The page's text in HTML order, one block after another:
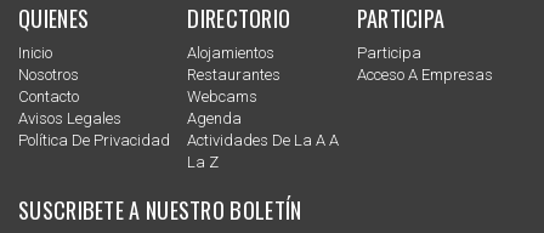
QUIENES
Inicio
Nosotros
Contacto
Avisos Legales
Política De Privacidad
DIRECTORIO
Alojamientos
Restaurantes
Webcams
Agenda
Actividades De La A A
La Z
PARTICIPA
Participa
Acceso A Empresas
SUSCRIBETE A NUESTRO BOLETÍN